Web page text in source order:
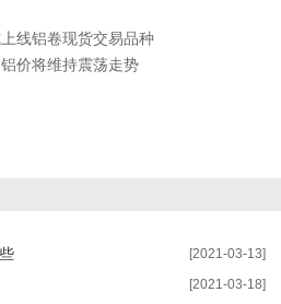
线铝卷现货交易品种
价将维持震荡走势
[2021-03-13]
[2021-03-18]